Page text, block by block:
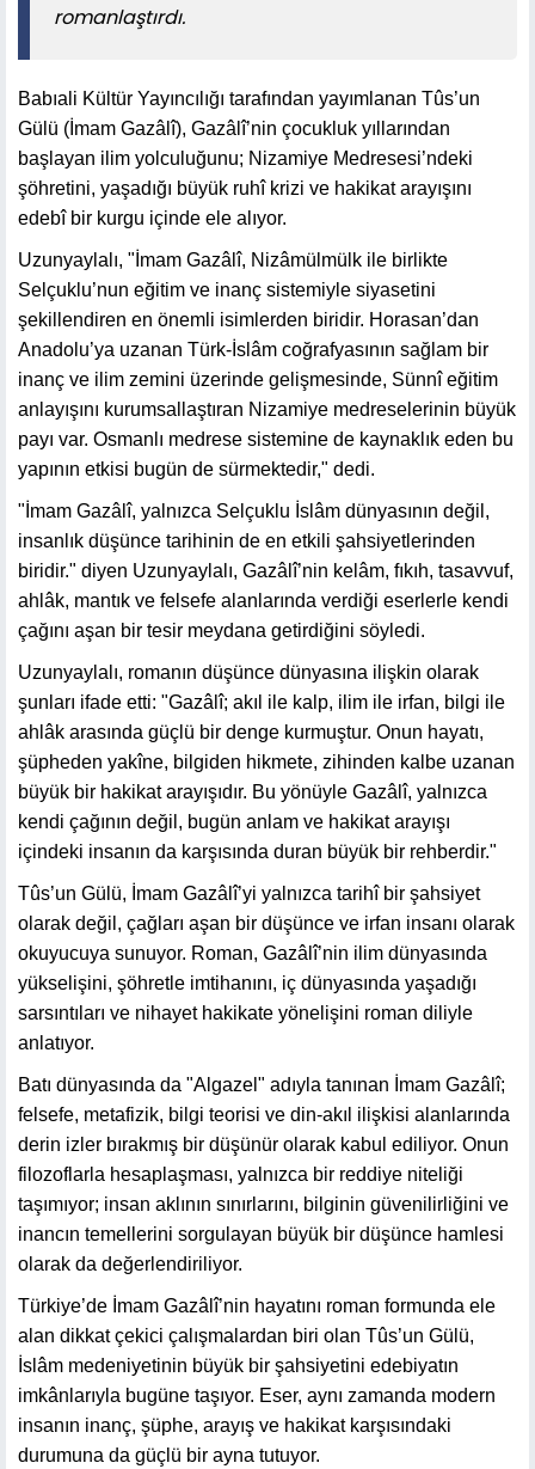
romanlaştırdı.
Babıali Kültür Yayıncılığı tarafından yayımlanan Tûs’un
Gülü (İmam Gazâlî), Gazâlî’nin çocukluk yıllarından
başlayan ilim yolculuğunu; Nizamiye Medresesi’ndeki
şöhretini, yaşadığı büyük ruhî krizi ve hakikat arayışını
edebî bir kurgu içinde ele alıyor.
Uzunyaylalı, "İmam Gazâlî, Nizâmülmülk ile birlikte
Selçuklu’nun eğitim ve inanç sistemiyle siyasetini
şekillendiren en önemli isimlerden biridir. Horasan’dan
Anadolu’ya uzanan Türk-İslâm coğrafyasının sağlam bir
inanç ve ilim zemini üzerinde gelişmesinde, Sünnî eğitim
anlayışını kurumsallaştıran Nizamiye medreselerinin büyük
payı var. Osmanlı medrese sistemine de kaynaklık eden bu
yapının etkisi bugün de sürmektedir," dedi.
"İmam Gazâlî, yalnızca Selçuklu İslâm dünyasının değil,
insanlık düşünce tarihinin de en etkili şahsiyetlerinden
biridir." diyen Uzunyaylalı, Gazâlî’nin kelâm, fıkıh, tasavvuf,
ahlâk, mantık ve felsefe alanlarında verdiği eserlerle kendi
çağını aşan bir tesir meydana getirdiğini söyledi.
Uzunyaylalı, romanın düşünce dünyasına ilişkin olarak
şunları ifade etti: "Gazâlî; akıl ile kalp, ilim ile irfan, bilgi ile
ahlâk arasında güçlü bir denge kurmuştur. Onun hayatı,
şüpheden yakîne, bilgiden hikmete, zihinden kalbe uzanan
büyük bir hakikat arayışıdır. Bu yönüyle Gazâlî, yalnızca
kendi çağının değil, bugün anlam ve hakikat arayışı
içindeki insanın da karşısında duran büyük bir rehberdir."
Tûs’un Gülü, İmam Gazâlî’yi yalnızca tarihî bir şahsiyet
olarak değil, çağları aşan bir düşünce ve irfan insanı olarak
okuyucuya sunuyor. Roman, Gazâlî’nin ilim dünyasında
yükselişini, şöhretle imtihanını, iç dünyasında yaşadığı
sarsıntıları ve nihayet hakikate yönelişini roman diliyle
anlatıyor.
Batı dünyasında da "Algazel" adıyla tanınan İmam Gazâlî;
felsefe, metafizik, bilgi teorisi ve din-akıl ilişkisi alanlarında
derin izler bırakmış bir düşünür olarak kabul ediliyor. Onun
filozoflarla hesaplaşması, yalnızca bir reddiye niteliği
taşımıyor; insan aklının sınırlarını, bilginin güvenilirliğini ve
inancın temellerini sorgulayan büyük bir düşünce hamlesi
olarak da değerlendiriliyor.
Türkiye’de İmam Gazâlî’nin hayatını roman formunda ele
alan dikkat çekici çalışmalardan biri olan Tûs’un Gülü,
İslâm medeniyetinin büyük bir şahsiyetini edebiyatın
imkânlarıyla bugüne taşıyor. Eser, aynı zamanda modern
insanın inanç, şüphe, arayış ve hakikat karşısındaki
durumuna da güçlü bir ayna tutuyor.